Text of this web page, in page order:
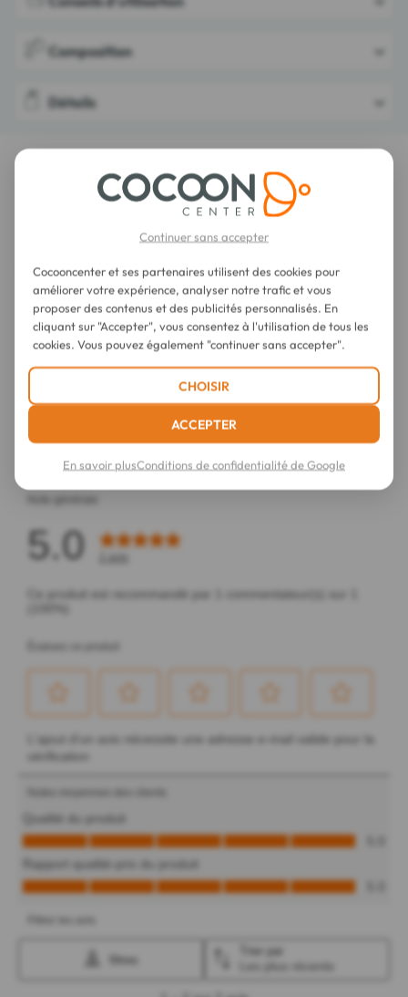
Composition
Détails
LES DERNIERS AVIS SUR CET ARTICLE
Alvadiem Onguent Réparateur 10 ml
Continuer sans accepter
Cocooncenter et ses partenaires utilisent des cookies pour
améliorer votre expérience, analyser notre trafic et vous
proposer des contenus et des publicités personnalisés. En
cliquant sur "Accepter", vous consentez à l'utilisation de tous les
cookies. Vous pouvez également "continuer sans accepter".
CHOISIR
ACCEPTER
En savoir plusConditions de confidentialité de Google